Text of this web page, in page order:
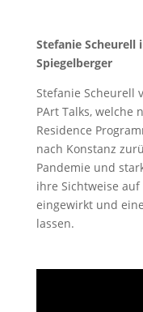
Stefanie Scheurell
Spiegelberger
Stefanie Scheurell
PArt Talks, welche
Residence
nach Konstanz
Pandemie und
ihre Sichtweise
eingewirkt und
lassen.